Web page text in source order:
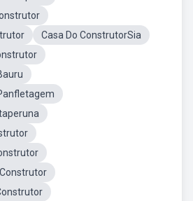
Casa Do ConstrutorSia